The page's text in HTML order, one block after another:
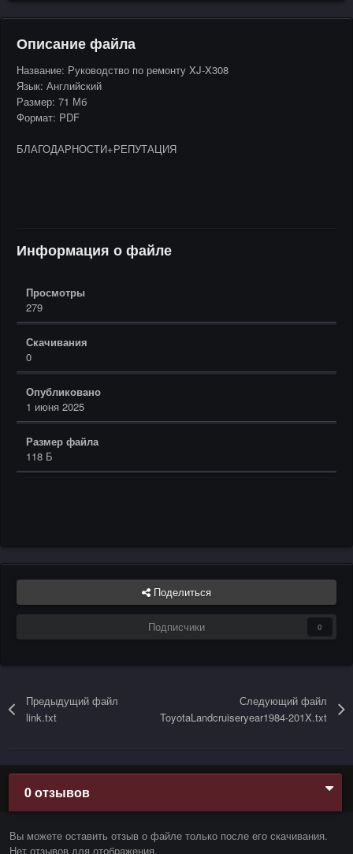
Описание файла
Название: Руководство по ремонту XJ-X308
Язык: Английский
Размер: 71 Мб
Формат: PDF
БЛАГОДАРНОСТИ+РЕПУТАЦИЯ
Информация о файле
Просмотры
279
Скачивания
0
Опубликовано
1 июня 2025
Размер файла
118 Б
Поделиться
Подписчики 0
Предыдущий файл
link.txt
Следующий файл
ToyotaLandcruiseryear1984-201X.txt
0 отзывов
Вы можете оставить отзыв о файле только после его скачивания.
Нет отзывов для отображения.